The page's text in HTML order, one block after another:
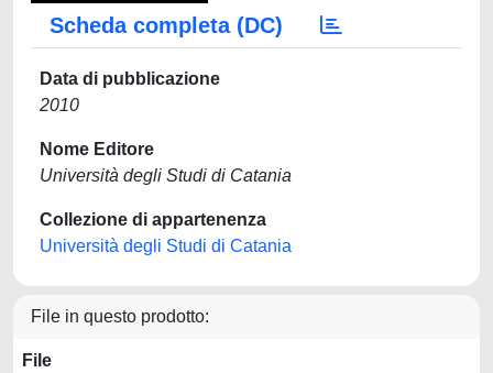
Scheda completa (DC)
Data di pubblicazione
2010
Nome Editore
Università degli Studi di Catania
Collezione di appartenenza
Università degli Studi di Catania
File in questo prodotto:
File